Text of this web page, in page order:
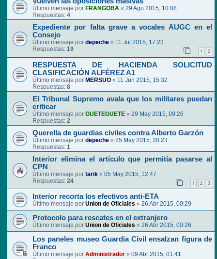
Último mensaje por FRANGOBA « 29 Ago 2015, 10:08
Respuestas: 4
Expediente por falta grave a vocales AUGC en el
Consejo
Último mensaje por depeche « 11 Jul 2015, 17:23
Respuestas: 19 1 2
RESPUESTA DE HACIENDA SOLICITUD
CLASIFICACIÓN ALFÉREZ A1
Último mensaje por MERSUO « 11 Jun 2015, 15:32
Respuestas: 8
El Tribunal Supremo avala que los militares puedan
criticar
Último mensaje por GUETEGUETE « 29 May 2015, 09:26
Respuestas: 2
Querella de guardias civiles contra Alberto Garzón
Último mensaje por depeche « 25 May 2015, 20:23
Respuestas: 1
Interior elimina el artículo que permitía pasarse al
CPN
Último mensaje por tarik « 05 May 2015, 12:47
Respuestas: 24 1 2 3
Interior recorta los efectivos anti-ETA
Último mensaje por Union de Oficiales « 26 Abr 2015, 00:29
Protocolo para rescates en el extranjero
Último mensaje por Union de Oficiales « 26 Abr 2015, 00:26
Los paneles museo Guardia Civil ensalzan figura de
Franco
Último mensaje por Administrador « 09 Abr 2015, 01:41